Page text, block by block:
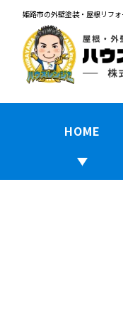
姫路市の外壁塗装・屋根リフ
HOME